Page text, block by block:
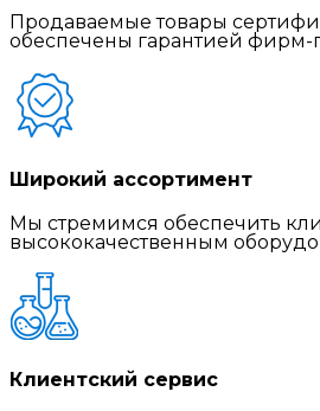
Продаваемые товары
обеспечены гарантией фирм-
Широкий ассортимент
Мы стремимся обеспечить
высококачественным
Клиентский сервис